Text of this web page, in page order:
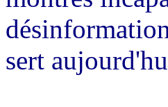
sert